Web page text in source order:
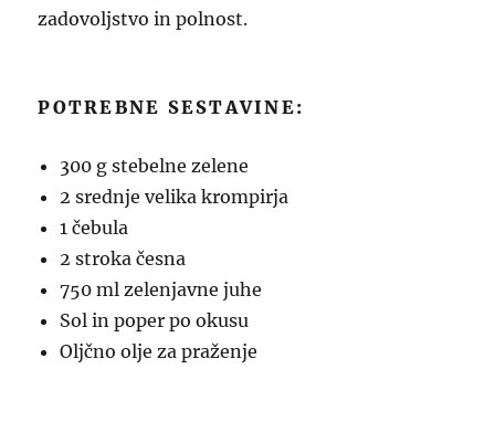
zadovoljstvo in polnost.
POTREBNE SESTAVINE:
300 g stebelne zelene
2 srednje velika krompirja
1 čebula
2 stroka česna
750 ml zelenjavne juhe
Sol in poper po okusu
Oljčno olje za praženje